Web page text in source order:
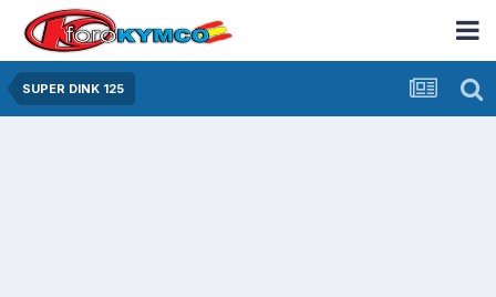
SUPER DINK 125